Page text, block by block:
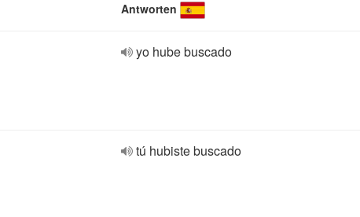
Antworten
yo hube buscado
tú hubiste buscado